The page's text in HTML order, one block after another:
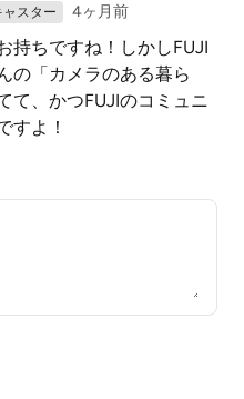
スター 4ヶ月前
持ちですね！しかしFUJI
の「カメラのある暮ら
て、かつFUJIのコミュニ
すよ！